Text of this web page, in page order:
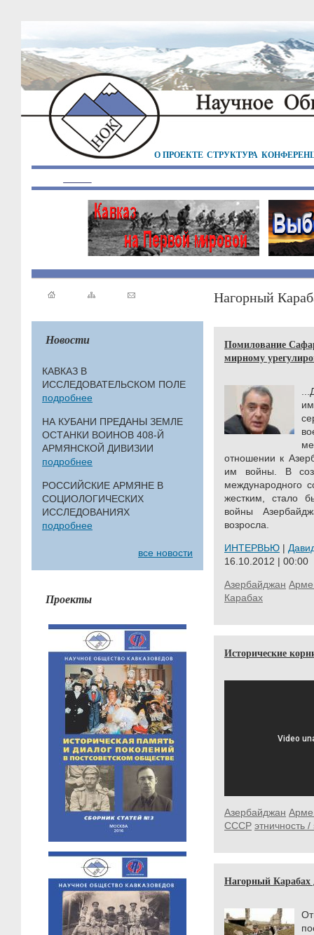
О ПРОЕКТЕ СТРУКТУРА
Новости
КАВКАЗ В
ИССЛЕДОВАТЕЛЬСКОМ ПОЛЕ
подробнее
НА КУБАНИ ПРЕДАНЫ ЗЕМЛЕ
ОСТАНКИ ВОИНОВ 408-Й
АРМЯНСКОЙ ДИВИЗИИ
подробнее
РОССИЙСКИЕ АРМЯНЕ В
СОЦИОЛОГИЧЕСКИХ
ИССЛЕДОВАНИЯХ
подробнее
все новости
Проекты
Нагорный
Помилование
мирному
отношении к
им войны. В
международного
жестким, стало
войны
возросла.
ИНТЕРВЬЮ |
16.10.2012 | 00:00
Азербайджан
Карабах
Исторические
Азербайджан
СССР этничность
Нагорный Карабах